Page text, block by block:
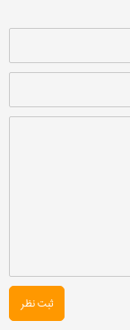
ثبت نظر